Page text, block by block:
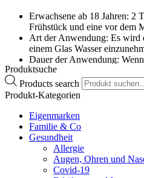
Erwachsene ab 18 Jahren: 2
Frühstück und eine vor dem
Art der Anwendung: Es wird
einem Glas Wasser
Dauer der Anwendung:
besser oder gar schlechter
Arzt.
Anwendung bei Kindern und
bei Kindern und
fehlender Daten nicht
Inhaltsstoffe
Der Wirkstoff ist: Eine
Trockenextrakt aus Rhodiola
Produktsuche
Products search
Produkt-Kategorien
Eigenmarken
Familie & Co
Gesundheit
Allergie
Augen, Ohren und
Covid-19